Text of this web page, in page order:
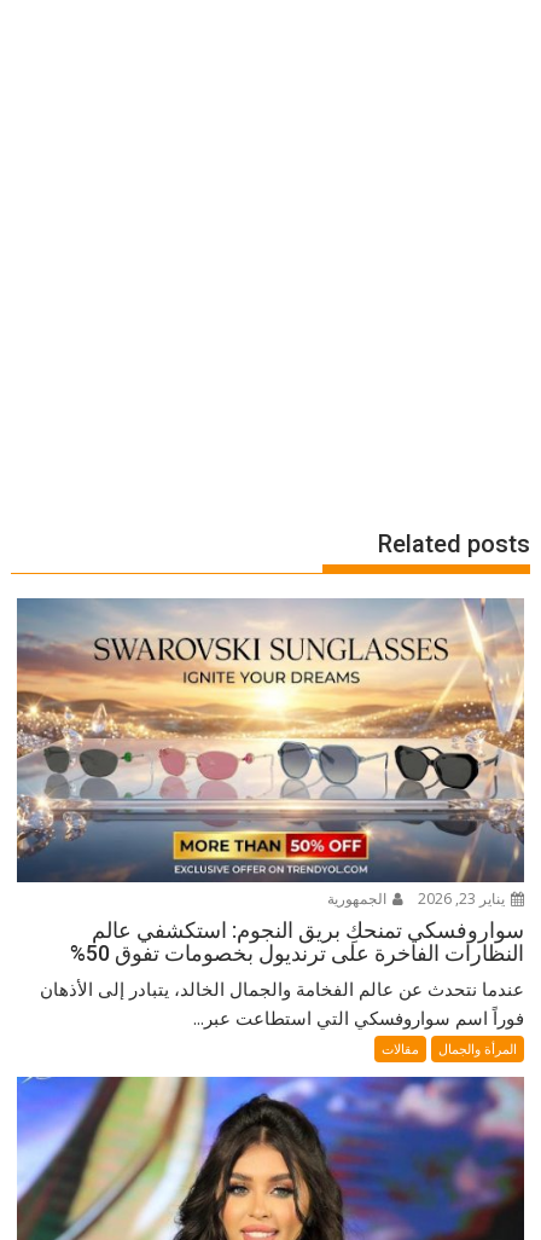
Related posts
يناير 23, 2026 الجمهورية
سواروفسكي تمنحكِ بريق النجوم: استكشفي عالم
النظارات الفاخرة على ترنديول بخصومات تفوق 50%
عندما نتحدث عن عالم الفخامة والجمال الخالد، يتبادر إلى الأذهان
فوراً اسم سواروفسكي التي استطاعت عبر...
المرأة والجمال مقالات